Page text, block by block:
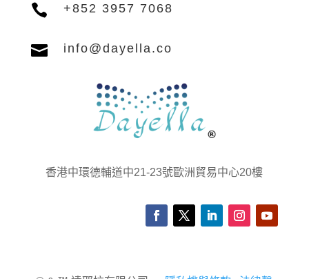
 +852 3957 7068
 info@dayella.co
香港中環德輔道中21-23號歐洲貿易中心20樓